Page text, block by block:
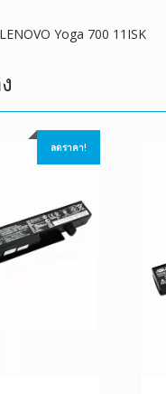
Yoga 700 11ISK
ลดราคา!